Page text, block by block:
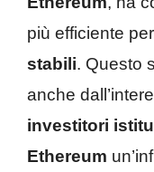
più efficiente
stabili. Questo
anche
investitori
Ethereum